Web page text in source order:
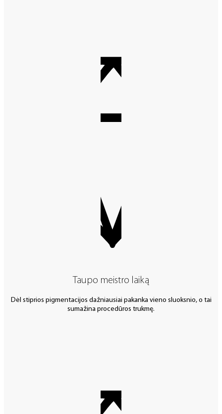
Taupo meistro laiką
Dėl stiprios pigmentacijos dažniausiai pakanka vieno sluoksnio, o tai
sumažina procedūros trukmę.